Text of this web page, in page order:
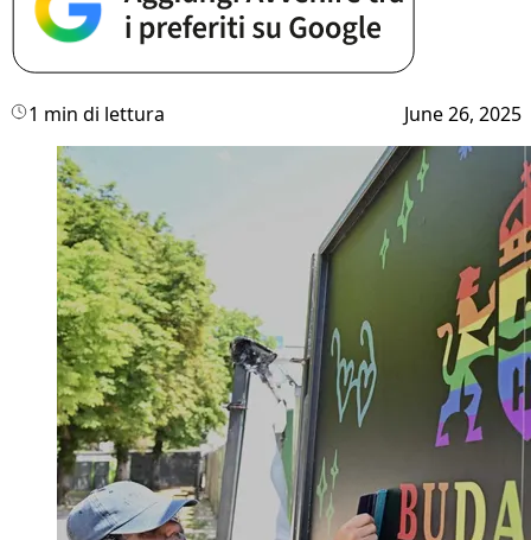
1 min di lettura June 26, 2025